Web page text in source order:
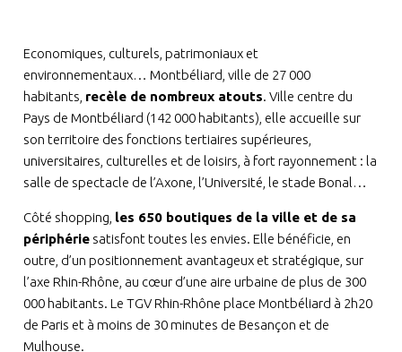
Economiques, culturels, patrimoniaux et
environnementaux… Montbéliard, ville de 27 000
habitants, recèle de nombreux atouts. Ville centre du
Pays de Montbéliard (142 000 habitants), elle accueille sur
son territoire des fonctions tertiaires supérieures,
universitaires, culturelles et de loisirs, à fort rayonnement : la
salle de spectacle de l’Axone, l’Université, le stade Bonal…
Côté shopping, les 650 boutiques de la ville et de sa
périphérie satisfont toutes les envies. Elle bénéficie, en
outre, d’un positionnement avantageux et stratégique, sur
l’axe Rhin-Rhône, au cœur d’une aire urbaine de plus de 300
000 habitants. Le TGV Rhin-Rhône place Montbéliard à 2h20
de Paris et à moins de 30 minutes de Besançon et de
Mulhouse.